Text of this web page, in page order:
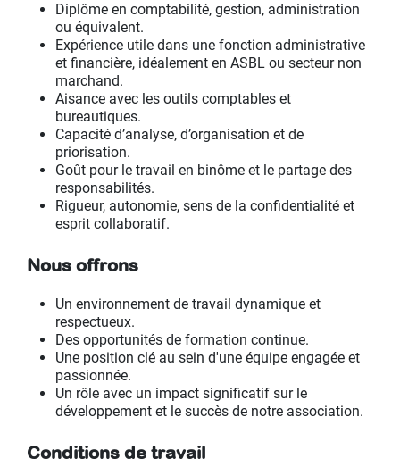
Diplôme en comptabilité, gestion, administration
ou équivalent.
Expérience utile dans une fonction administrative
et financière, idéalement en ASBL ou secteur non
marchand.
Aisance avec les outils comptables et
bureautiques.
Capacité d’analyse, d’organisation et de
priorisation.
Goût pour le travail en binôme et le partage des
responsabilités.
Rigueur, autonomie, sens de la confidentialité et
esprit collaboratif.
Nous offrons
Un environnement de travail dynamique et
respectueux.
Des opportunités de formation continue.
Une position clé au sein d'une équipe engagée et
passionnée.
Un rôle avec un impact significatif sur le
développement et le succès de notre association.
Conditions de travail